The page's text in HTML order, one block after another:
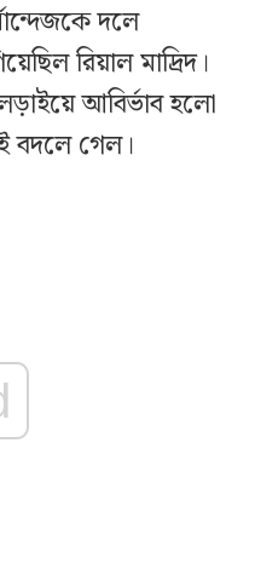
দলে
রিয়াল মাদ্রিদ।
আবির্ভাব হলো
বদলে গেল।